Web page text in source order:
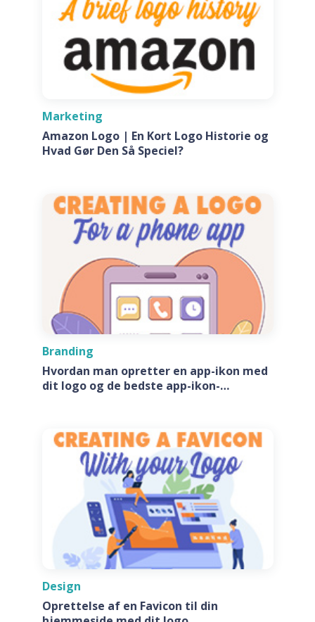
Marketing
Amazon Logo | En Kort Logo Historie og
Hvad Gør Den Så Speciel?
Branding
Hvordan man opretter en app-ikon med
dit logo og de bedste app-ikon-
Design
Oprettelse af en Favicon til din